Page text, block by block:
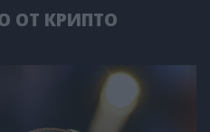
ОТ КРИПТО